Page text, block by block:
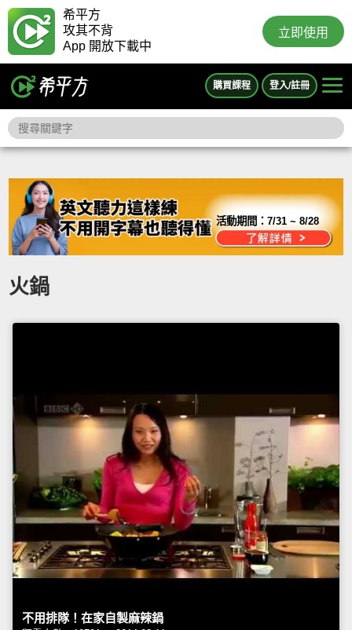
希平方
攻其不背
App 開放下載中
立即使用
購買課程 登入/註冊
活動期間：7/31 ~ 8/28
火鍋
不用排隊！在家自製麻辣鍋